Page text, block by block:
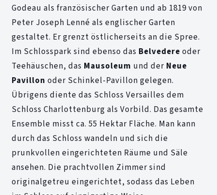
Godeau als französischer Garten und ab 1819 von
Peter Joseph Lenné als englischer Garten
gestaltet. Er grenzt östlicherseits an die Spree.
Im Schlosspark sind ebenso das Belvedere oder
Teehäuschen, das Mausoleum und der Neue
Pavillon oder Schinkel-Pavillon gelegen.
Übrigens diente das Schloss Versailles dem
Schloss Charlottenburg als Vorbild. Das gesamte
Ensemble misst ca. 55 Hektar Fläche. Man kann
durch das Schloss wandeln und sich die
prunkvollen eingerichteten Räume und Säle
ansehen. Die prachtvollen Zimmer sind
originalgetreu eingerichtet, sodass das Leben